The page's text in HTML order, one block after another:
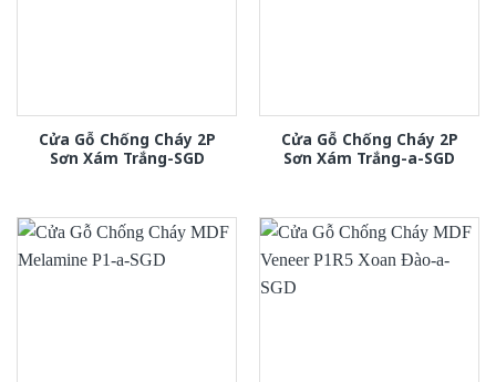
Cửa Gỗ Chống Cháy 2P
Sơn Xám Trắng-SGD
Cửa Gỗ Chống Cháy 2P
Sơn Xám Trắng-a-SGD